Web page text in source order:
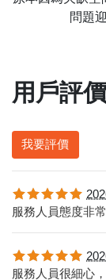
問題
用戶評價
我要評價
服務人員態度非
服務人員很細心